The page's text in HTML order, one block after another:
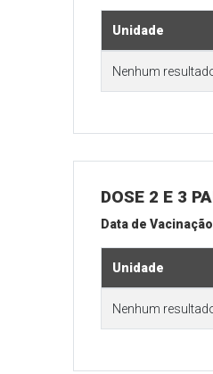
Unidade
Nenhum
DOSE 2 E 3
Data de
Unidade
Nenhum